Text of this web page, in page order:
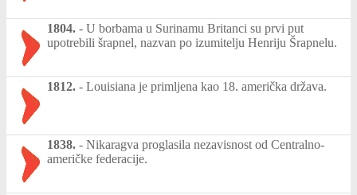
1804. - U borbama u Surinamu Britanci su prvi put
upotrebili šrapnel, nazvan po izumitelju Henriju Šrapnelu.
1812. - Louisiana je primljena kao 18. američka država.
1838. - Nikaragva proglasila nezavisnost od Centralno-
američke federacije.